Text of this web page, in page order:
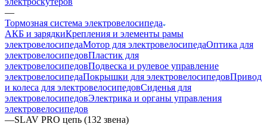
—
Тормозная система электровелосипеда
АКБ и зарядкиКрепления и элементы рамы
электровелосипедаМотор для электровелосипедаОптика для
электровелосипедовПластик для
электровелосипедовПодвеска и рулевое управление
электровелосипедаПокрышки для электровелосипедовПривод
и колеса для электровелосипедовСиденья для
электровелосипедовЭлектрика и органы управления
электровелосипедов
—SLAV PRO цепь (132 звена)